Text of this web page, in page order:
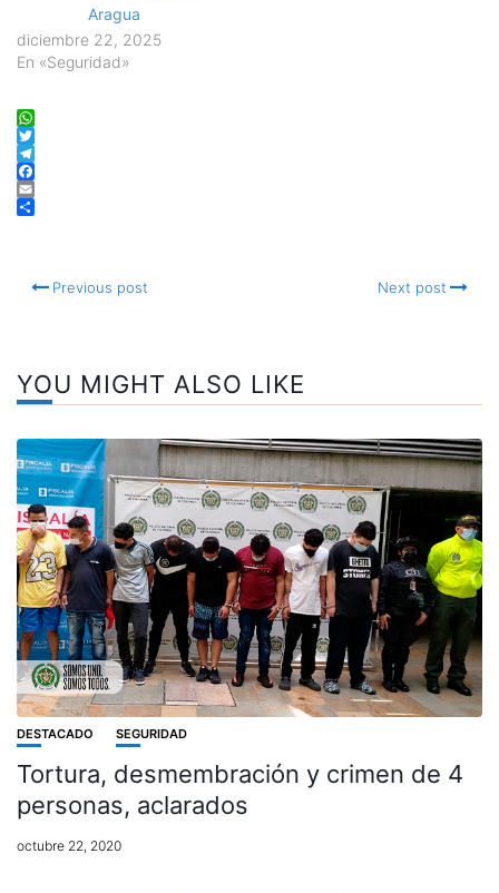
Aragua
diciembre 22, 2025
En «Seguridad»
WhatsApp
Twitter
Telegram
Facebook
Email
Previous post Next post
YOU MIGHT ALSO LIKE
DESTACADO SEGURIDAD
Tortura, desmembración y crimen de 4
personas, aclarados
octubre 22, 2020